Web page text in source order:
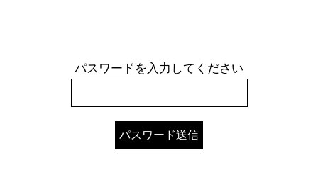
パスワードを入力してください